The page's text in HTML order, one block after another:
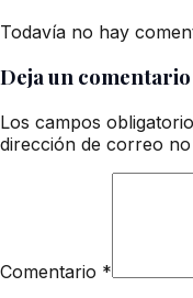
Todavía no hay
Deja un comentario
Los campos
dirección de correo
Comentario *